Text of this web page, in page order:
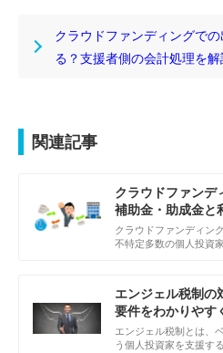
クラウドファンディングで
る？支援者側の会計処理を解
関連記事
クラウドファンデ
補助金・助成金と
クラウドファンディン
不特定多数の個人投資
エンジェル税制の
要件をわかりやす
エンジェル税制とは、
う個人投資家を支援す